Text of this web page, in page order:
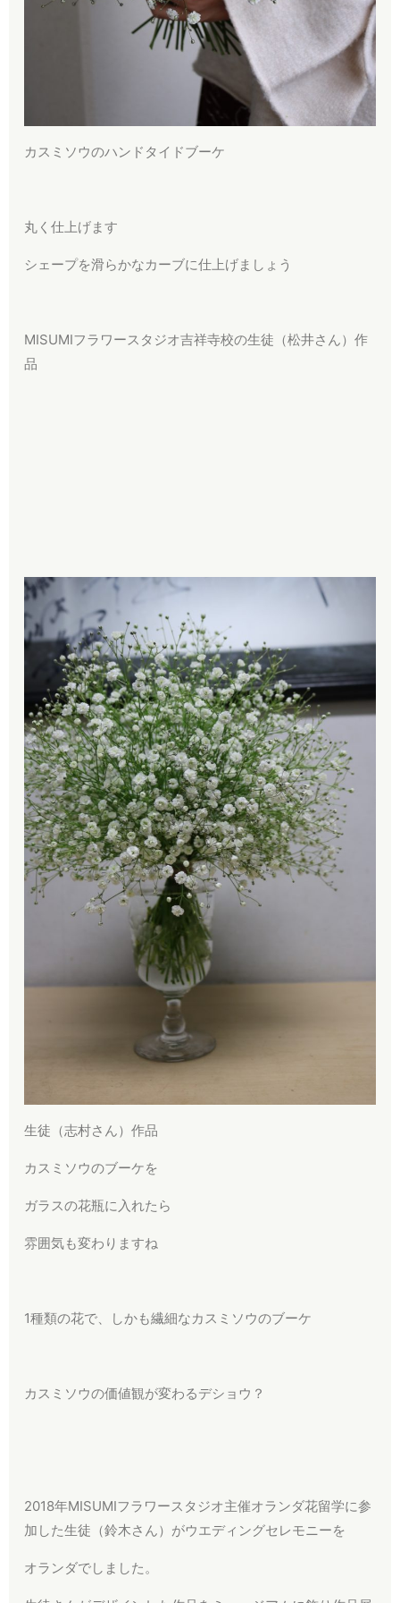
カスミソウのハンドタイドブーケ
丸く仕上げます
シェープを滑らかなカーブに仕上げましょう
MISUMIフラワースタジオ吉祥寺校の生徒（松井さん）作
品
生徒（志村さん）作品
カスミソウのブーケを
ガラスの花瓶に入れたら
雰囲気も変わりますね
1種類の花で、しかも繊細なカスミソウのブーケ
カスミソウの価値観が変わるデショウ？
2018年MISUMIフラワースタジオ主催オランダ花留学に参
加した生徒（鈴木さん）がウエディングセレモニーを
オランダでしました。